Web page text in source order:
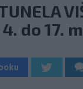
do 17.